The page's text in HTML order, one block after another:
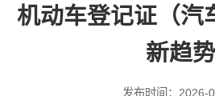
机动车登记证（汽
新趋势
发布时间：2026-